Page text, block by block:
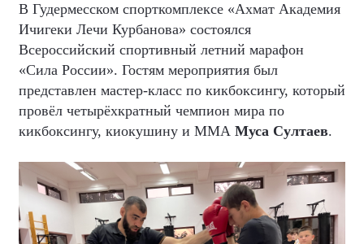
В Гудермесском спорткомплексе «Ахмат Академия
Ичигеки Лечи Курбанова» состоялся
Всероссийский спортивный летний марафон
«Сила России». Гостям мероприятия был
представлен мастер-класс по кикбоксингу, который
провёл четырёхкратный чемпион мира по
кикбоксингу, киокушину и ММА Муса Султаев.